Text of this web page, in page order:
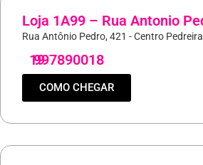
Loja 1A99 – Rua Antonio
Rua Antônio Pedro, 421 - Centro
19
997890018
COMO CHEGAR